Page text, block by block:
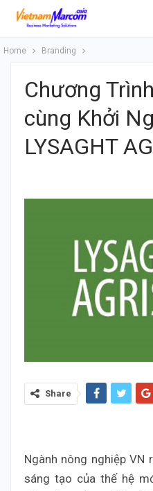
Home Branding
Chương
cùng Khởi
LYSAGHT
Share
Ngành nông nghiệp
sáng tạo của thế hệ